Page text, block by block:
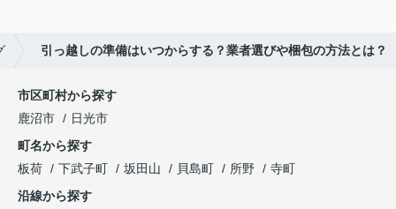
引っ越しの準備はいつからする？業者選びや梱包の方法とは？
市区町村から探す
鹿沼市
日光市
町名から探す
板荷
下武子町 坂田山 貝島町 所野
寺町
沿線から探す